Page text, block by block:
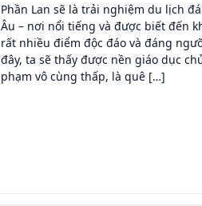
Phần Lan sẽ là trải nghiệm du lịch
Âu – nơi nổi tiếng và được biết đến
rất nhiều điểm độc đáo và đáng
đây, ta sẽ thấy được nền giáo dục
phạm vô cùng thấp, là quê […]